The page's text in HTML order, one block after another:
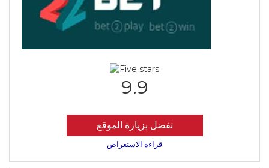
9.9
تفضل بزيارة الموقع
قراءة الاستعراض